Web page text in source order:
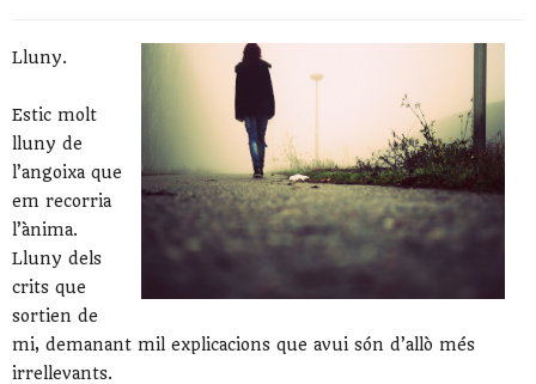
Lluny.
Estic molt
lluny de
l’angoixa que
em recorria
l’ànima.
Lluny dels
crits que
sortien de
mi, demanant mil explicacions que avui són d’allò més
irrellevants.